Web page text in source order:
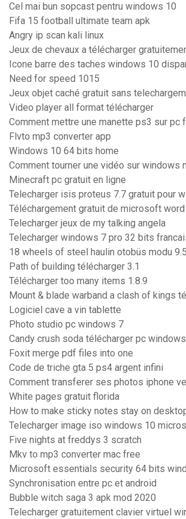
Cel mai bun sopcast pentru windows 10
Fifa 15 football ultimate team apk
Angry ip scan kali linux
Jeux de chevaux a télécharger
Icone barre des taches windows 10
Need for speed 1015
Jeux objet caché gratuit sans
Video player all format télécharger
Comment mettre une manette ps3 sur pc
Flvto mp3 converter app
Windows 10 64 bits home
Comment tourner une vidéo sur windows
Minecraft pc gratuit en ligne
Telecharger isis proteus 7.7 gratuit pour
Téléchargement gratuit de microsoft
Telecharger jeux de my talking angela
Telecharger windows 7 pro 32 bits
18 wheels of steel haulin otobüs modu
Path of building télécharger 3.1
Télécharger too many items 1.8.9
Mount & blade warband a clash of kings
Logiciel cave a vin tablette
Photo studio pc windows 7
Candy crush soda télécharger pc
Foxit merge pdf files into one
Code de triche gta 5 ps4 argent infini
Comment transferer ses photos iphone
White pages gratuit florida
How to make sticky notes stay on
Telecharger image iso windows 10
Five nights at freddys 3 scratch
Mkv to mp3 converter mac free
Microsoft essentials security 64 bits
Synchronisation entre pc et android
Bubble witch saga 3 apk mod 2020
Telecharger gratuitement clavier virtuel